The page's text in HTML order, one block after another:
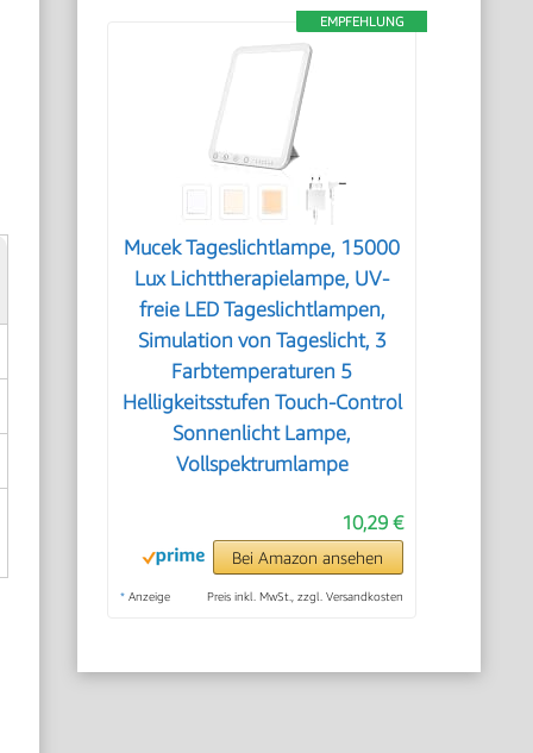
EMPFEHLUNG
Mucek Tageslichtlampe, 15000
Lux Lichttherapielampe, UV-
freie LED Tageslichtlampen,
Simulation von Tageslicht, 3
Farbtemperaturen 5
Helligkeitsstufen Touch-Control
Sonnenlicht Lampe,
Vollspektrumlampe
10,29 €
Bei Amazon ansehen
* Anzeige Preis inkl. MwSt., zzgl. Versandkosten